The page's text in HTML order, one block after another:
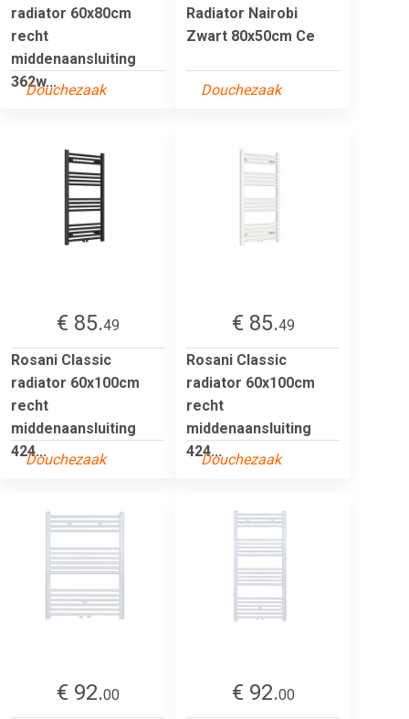
radiator 60x80cm
recht
middenaansluiting
362w...
Douchezaak
Radiator Nairobi
Zwart 80x50cm Ce
Douchezaak
€ 85.49
Rosani Classic
radiator 60x100cm
recht
middenaansluiting
424...
Douchezaak
€ 85.49
Rosani Classic
radiator 60x100cm
recht
middenaansluiting
424...
Douchezaak
€ 92.00
€ 92.00